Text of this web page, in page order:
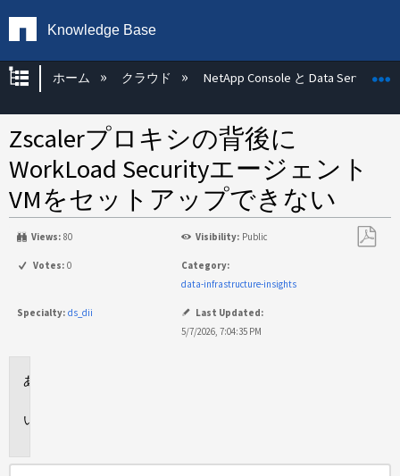
Knowledge Base
グローバル階層を展開/折りたたむ
ホーム クラウド NetApp Console と Data Services
Zscalerプロキシの背後に
WorkLoad Securityエージェント
VMをセットアップできない
Views: 80 Visibility: Public
Votes: 0
Category:
data-infrastructure-insights
Specialty: ds_dii
Last Updated:
5/7/2026, 7:04:35 PM